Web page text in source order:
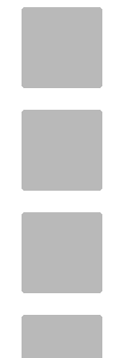
MAWAKA
MKLI